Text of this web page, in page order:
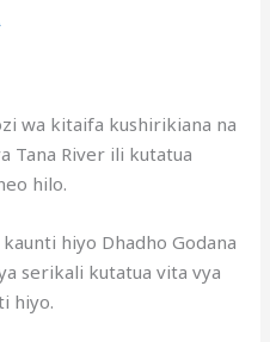
wa kitaifa kushirikiana na
Tana River ili kutatua
hilo.
hiyo Dhadho Godana
serikali kutatua vita vya
hiyo.